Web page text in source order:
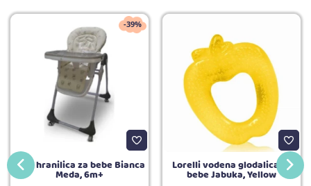
-39%
BBO hranilica za bebe Bianca
Meda, 6m+
Lorelli vodena glodalica za
bebe Jabuka, Yellow